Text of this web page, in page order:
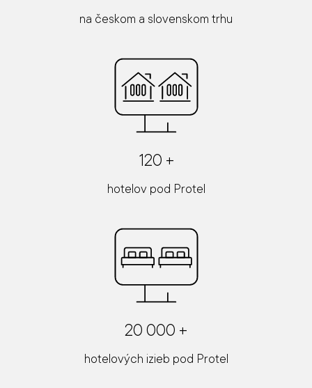
na českom a slovenskom trhu
120 +
hotelov pod Protel
20 000 +
hotelových izieb pod Protel